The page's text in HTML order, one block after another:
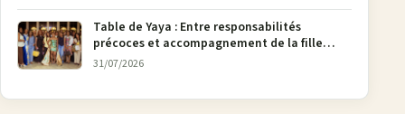
Table de Yaya : Entre responsabilités
précoces et accompagnement de la fille
aînée, la diaspora en débat
31/07/2026